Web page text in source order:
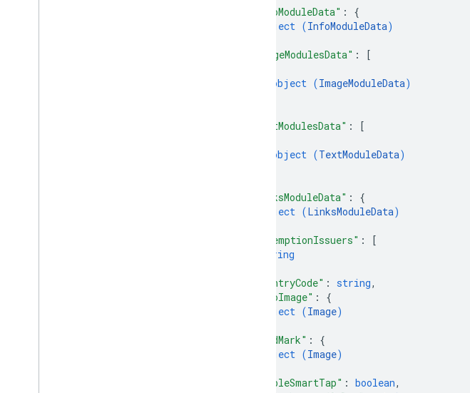
"infoModuleData" : {
object (InfoModuleData)
"imageModulesData" :
[
object (ImageModuleData)
"textModulesData" :
[
object (TextModuleData)
"linksModuleData" : {
object (LinksModuleData)
"redemptionIssuers" :
[
string
"countryCode" : string,
"heroImage" : {
object (Image)
"wordMark" : {
object (Image)
"enableSmartTap" : boolean,